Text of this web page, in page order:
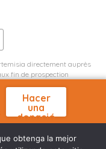
directement auprès
fin de prospection
del sitio
Hacer
una
donació
n
obtenga la mejor